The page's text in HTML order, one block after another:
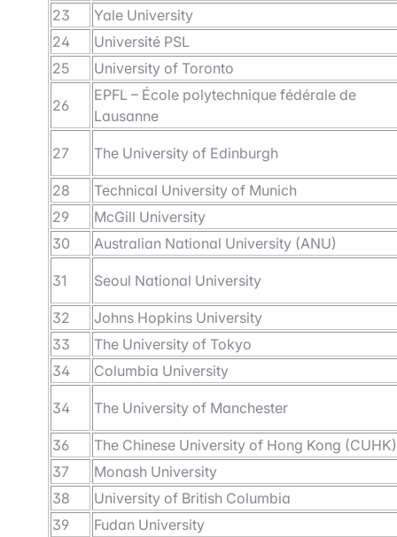
23
Yale University
24
Université PSL
25
University of Toronto
26
EPFL – École polytechnique fédérale de
Lausanne
27 The University of Edinburgh
28
Technical University of Munich
29
McGill University
30
Australian National University (ANU)
31 Seoul National University
32
Johns Hopkins University
33
The University of Tokyo
34
Columbia University
34 The University of Manchester
36
The Chinese University of Hong Kong (CUHK)
37
Monash University
38
University of British Columbia
39
Fudan University